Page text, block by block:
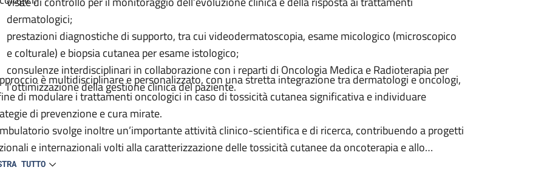
Cutanea da Oncoterapia
dermatologici;
prestazioni diagnostiche di supporto, tra cui videodermatoscopia, esame micologico (microscopico
e colturale) e biopsia cutanea per esame istologico;
consulenze interdisciplinari in collaborazione con i reparti di Oncologia Medica e Radioterapia per
l’ottimizzazione della gestione clinica del paziente.
è multidisciplinare e personalizzato, con una stretta integrazione tra dermatologi e oncologi,
di modulare i trattamenti oncologici in caso di tossicità cutanea significativa e individuare
di prevenzione e cura mirate.
svolge inoltre un’importante attività clinico-scientifica e di ricerca, contribuendo a progetti
e internazionali volti alla caratterizzazione delle tossicità cutanee da oncoterapia e allo
di protocolli di trattamento innovativi.
TUTTO